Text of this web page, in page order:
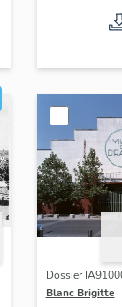
Dossier
Blanc Brigitte